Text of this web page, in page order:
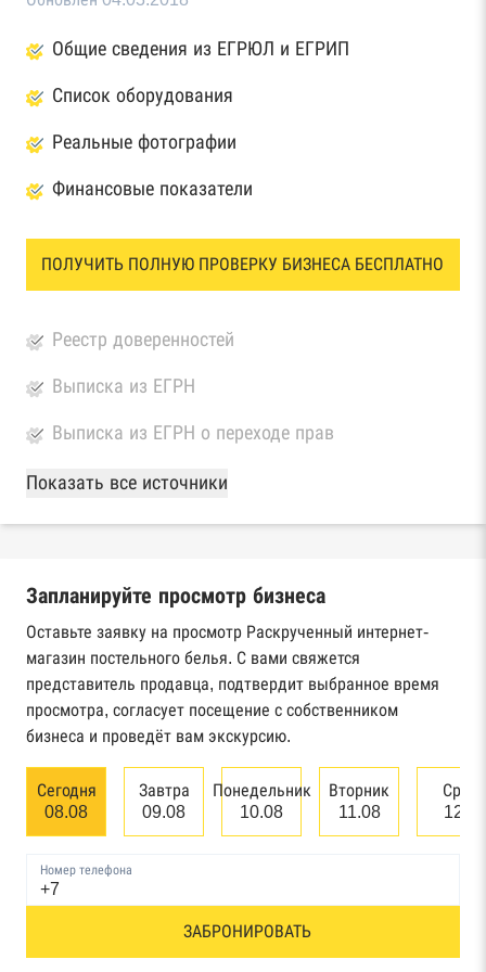
Общие сведения из ЕГРЮЛ и ЕГРИП
Список оборудования
Реальные фотографии
Финансовые показатели
ПОЛУЧИТЬ ПОЛНУЮ ПРОВЕРКУ БИЗНЕСА БЕСПЛАТНО
Реестр доверенностей
Выписка из ЕГРН
Выписка из ЕГРН о переходе прав
База Росстата
Реестры ЕГРЮЛ и ЕГРИП Федеральной
Реестр государственных контрактов
Федерального казначейства
Картотека арбитражных дел Высшего
арбитражного суда
Единый федеральный реестр сведений о
банкротстве юридических лиц
Реестр товарных знаков и знаков обслуживания
Показать все источники
Запланируйте просмотр бизнеса
Оставьте заявку на просмотр Раскрученный интернет-
магазин постельного белья. С вами свяжется
представитель продавца, подтвердит выбранное время
просмотра, согласует посещение с собственником
бизнеса и проведёт вам экскурсию.
Сегодня
08.08
Завтра
09.08
Понедельник
10.08
Вторник
11.08
12.08
Номер телефона
ЗАБРОНИРОВАТЬ